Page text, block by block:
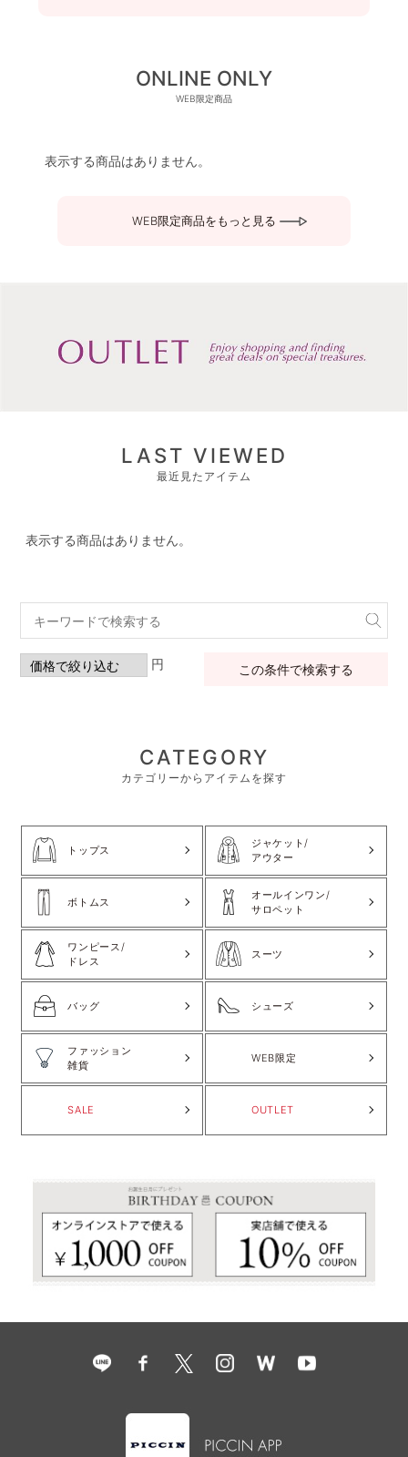
ONLINE ONLY
WEB限定商品
表示する商品はありません。
WEB限定商品をもっと見る
LAST VIEWED
最近見たアイテム
表示する商品はありません。
円 この条件で検索する
CATEGORY
カテゴリーからアイテムを探す
トップス
ジャケット/
アウター
ボトムス
オールインワン/
サロペット
ワンピース/
ドレス
スーツ
バッグ シューズ
ファッション
雑貨
WEB限定
SALE OUTLET